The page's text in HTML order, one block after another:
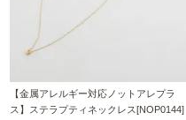
【金属アレルギー対応ノットアレプラ
ス】ステラプティネックレス[NOP0144]